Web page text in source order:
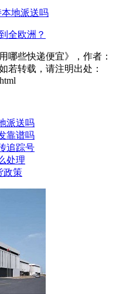
本地派送吗
全欧洲？
哪些快递便宜》，作者：
若转载，请注明出处：
派送吗
靠谱吗
追踪号
处理
政策